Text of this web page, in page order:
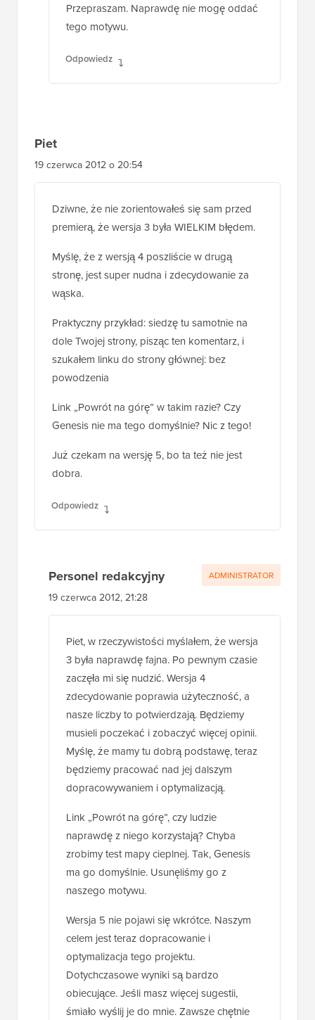
Przepraszam. Naprawdę nie mogę oddać
tego motywu.
Odpowiedz
Piet
19 czerwca 2012 o 20:54
Dziwne, że nie zorientowałeś się sam przed
premierą, że wersja 3 była WIELKIM błędem.
Myślę, że z wersją 4 poszliście w drugą
stronę, jest super nudna i zdecydowanie za
wąska.
Praktyczny przykład: siedzę tu samotnie na
dole Twojej strony, pisząc ten komentarz, i
szukałem linku do strony głównej: bez
powodzenia
Link „Powrót na górę” w takim razie? Czy
Genesis nie ma tego domyślnie? Nic z tego!
Już czekam na wersję 5, bo ta też nie jest
dobra.
Odpowiedz
Personel redakcyjny
19 czerwca 2012, 21:28
Piet, w rzeczywistości myślałem, że wersja
3 była naprawdę fajna. Po pewnym czasie
zaczęła mi się nudzić. Wersja 4
zdecydowanie poprawia użyteczność, a
nasze liczby to potwierdzają. Będziemy
musieli poczekać i zobaczyć więcej opinii.
Myślę, że mamy tu dobrą podstawę, teraz
będziemy pracować nad jej dalszym
dopracowywaniem i optymalizacją.
Link „Powrót na górę”, czy ludzie
naprawdę z niego korzystają? Chyba
zrobimy test mapy cieplnej. Tak, Genesis
ma go domyślnie. Usunęliśmy go z
naszego motywu.
Wersja 5 nie pojawi się wkrótce. Naszym
celem jest teraz dopracowanie i
optymalizacja tego projektu.
Dotychczasowe wyniki są bardzo
obiecujące. Jeśli masz więcej sugestii,
śmiało wyślij je do mnie. Zawsze chętnie
ADMINISTRATOR